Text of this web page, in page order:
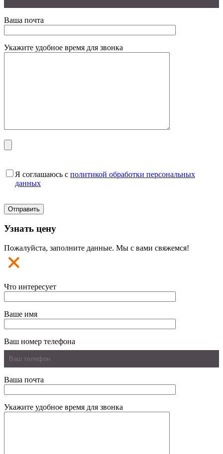
Ваша почта
Укажите удобное время для звонка
Я соглашаюсь с политикой обработки персональных
данных
Узнать цену
Пожалуйста, заполните данные. Мы с вами свяжемся!
Что интересует
Ваше имя
Ваш номер телефона
Ваша почта
Укажите удобное время для звонка